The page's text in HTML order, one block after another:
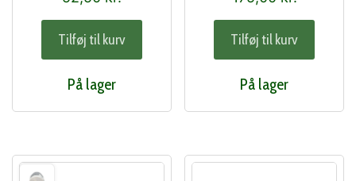
Tilføj til kurv
På lager
Tilføj til kurv
På lager